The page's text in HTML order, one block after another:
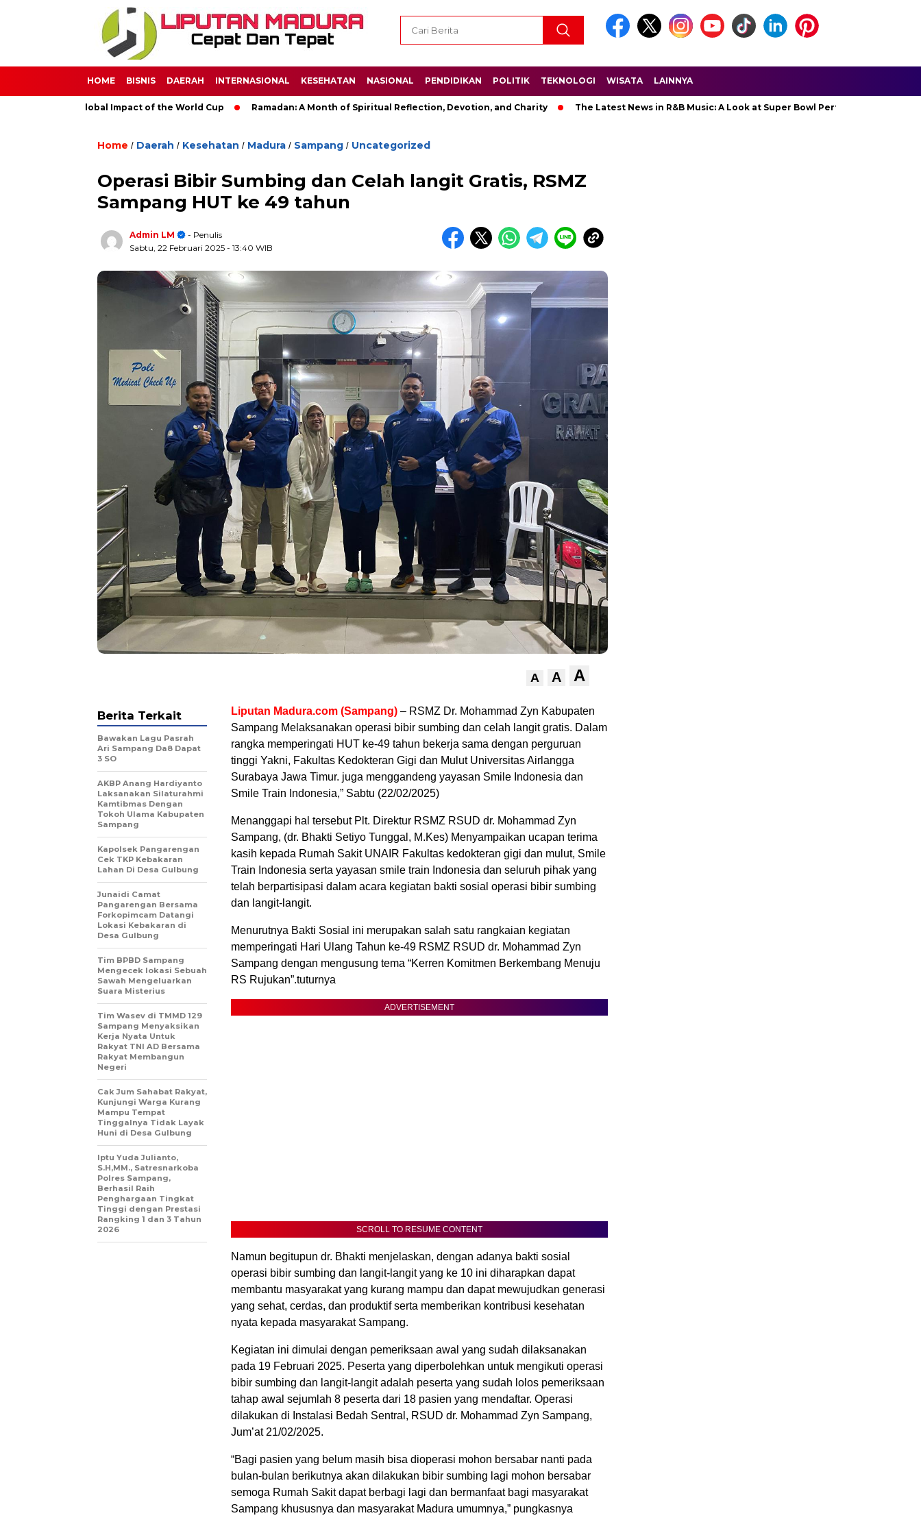
HOME BISNIS DAERAH INTERNASIONAL KESEHATAN NASIONAL PENDIDIKAN POLITIK TEKNOLOGI WISATA LAINNYA
The Global Impact of the World Cup Ramadan: A Month of Spiritual Reflection, Devotion, and Charity The Latest News in R&B Music: A Look at Super Bowl Performances, New Albums,
Home / Daerah / Kesehatan / Madura / Sampang / Uncategorized
Operasi Bibir Sumbing dan Celah langit Gratis, RSMZ
Sampang HUT ke 49 tahun
Admin LM
- Penulis
Sabtu, 22 Februari 2025 - 13:40 WIB
A A A
Liputan Madura.com (Sampang) – RSMZ Dr. Mohammad Zyn Kabupaten
Sampang Melaksanakan operasi bibir sumbing dan celah langit gratis. Dalam
rangka memperingati HUT ke-49 tahun bekerja sama dengan perguruan
tinggi Yakni, Fakultas Kedokteran Gigi dan Mulut Universitas Airlangga
Surabaya Jawa Timur. juga menggandeng yayasan Smile Indonesia dan
Smile Train Indonesia,” Sabtu (22/02/2025)
Menanggapi hal tersebut Plt. Direktur RSMZ RSUD dr. Mohammad Zyn
Sampang, (dr. Bhakti Setiyo Tunggal, M.Kes) Menyampaikan ucapan terima
kasih kepada Rumah Sakit UNAIR Fakultas kedokteran gigi dan mulut, Smile
Train Indonesia serta yayasan smile train Indonesia dan seluruh pihak yang
telah berpartisipasi dalam acara kegiatan bakti sosial operasi bibir sumbing
dan langit-langit.
Menurutnya Bakti Sosial ini merupakan salah satu rangkaian kegiatan
memperingati Hari Ulang Tahun ke-49 RSMZ RSUD dr. Mohammad Zyn
Sampang dengan mengusung tema “Kerren Komitmen Berkembang Menuju
RS Rujukan”.tuturnya
ADVERTISEMENT
SCROLL TO RESUME CONTENT
Namun begitupun dr. Bhakti menjelaskan, dengan adanya bakti sosial
operasi bibir sumbing dan langit-langit yang ke 10 ini diharapkan dapat
membantu masyarakat yang kurang mampu dan dapat mewujudkan generasi
yang sehat, cerdas, dan produktif serta memberikan kontribusi kesehatan
nyata kepada masyarakat Sampang.
Kegiatan ini dimulai dengan pemeriksaan awal yang sudah dilaksanakan
pada 19 Februari 2025. Peserta yang diperbolehkan untuk mengikuti operasi
bibir sumbing dan langit-langit adalah peserta yang sudah lolos pemeriksaan
tahap awal sejumlah 8 peserta dari 18 pasien yang mendaftar. Operasi
dilakukan di Instalasi Bedah Sentral, RSUD dr. Mohammad Zyn Sampang,
Jum’at 21/02/2025.
“Bagi pasien yang belum masih bisa dioperasi mohon bersabar nanti pada
bulan-bulan berikutnya akan dilakukan bibir sumbing lagi mohon bersabar
semoga Rumah Sakit dapat berbagi lagi dan bermanfaat bagi masyarakat
Sampang khususnya dan masyarakat Madura umumnya,” pungkasnya
Berita Terkait
Bawakan Lagu Pasrah
Ari Sampang Da8 Dapat
3 SO
AKBP Anang Hardiyanto
Laksanakan Silaturahmi
Kamtibmas Dengan
Tokoh Ulama Kabupaten
Sampang
Kapolsek Pangarengan
Cek TKP Kebakaran
Lahan Di Desa Gulbung
Junaidi Camat
Pangarengan Bersama
Forkopimcam Datangi
Lokasi Kebakaran di
Desa Gulbung
Tim BPBD Sampang
Mengecek lokasi Sebuah
Sawah Mengeluarkan
Suara Misterius
Tim Wasev di TMMD 129
Sampang Menyaksikan
Kerja Nyata Untuk
Rakyat TNI AD Bersama
Rakyat Membangun
Negeri
Cak Jum Sahabat Rakyat,
Kunjungi Warga Kurang
Mampu Tempat
Tinggalnya Tidak Layak
Huni di Desa Gulbung
Iptu Yuda Julianto,
S.H,MM., Satresnarkoba
Polres Sampang,
Berhasil Raih
Penghargaan Tingkat
Tinggi dengan Prestasi
Rangking 1 dan 3 Tahun
2026